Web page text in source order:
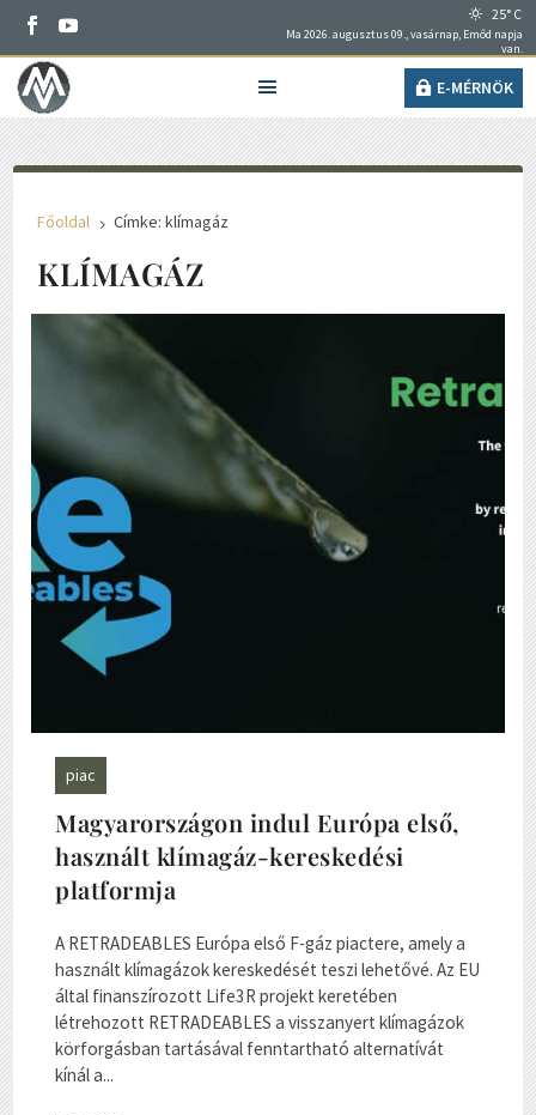
25° C
Ma 2026. augusztus 09., vasárnap, Emőd napja
van.
E-MÉRNÖK
Főoldal 5 Címke: klímagáz
KLÍMAGÁZ
piac
Magyarországon indul Európa első,
használt klímagáz-kereskedési
platformja
A RETRADEABLES Európa első F-gáz piactere, amely a
használt klímagázok kereskedését teszi lehetővé. Az EU
által finanszírozott Life3R projekt keretében
létrehozott RETRADEABLES a visszanyert klímagázok
körforgásban tartásával fenntartható alternatívát
kínál a...